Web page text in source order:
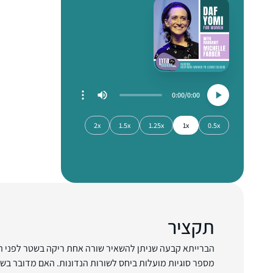
0:00
0:00
0.5x
1x
1.25x
1.5x
2x
תקציר
הברייתא קבעה שניתן להשאיר שורה אחת ריקה בשטר לפני
מספר סוגיות מועלות ביחס לשורות הנדונות. האם מדובר